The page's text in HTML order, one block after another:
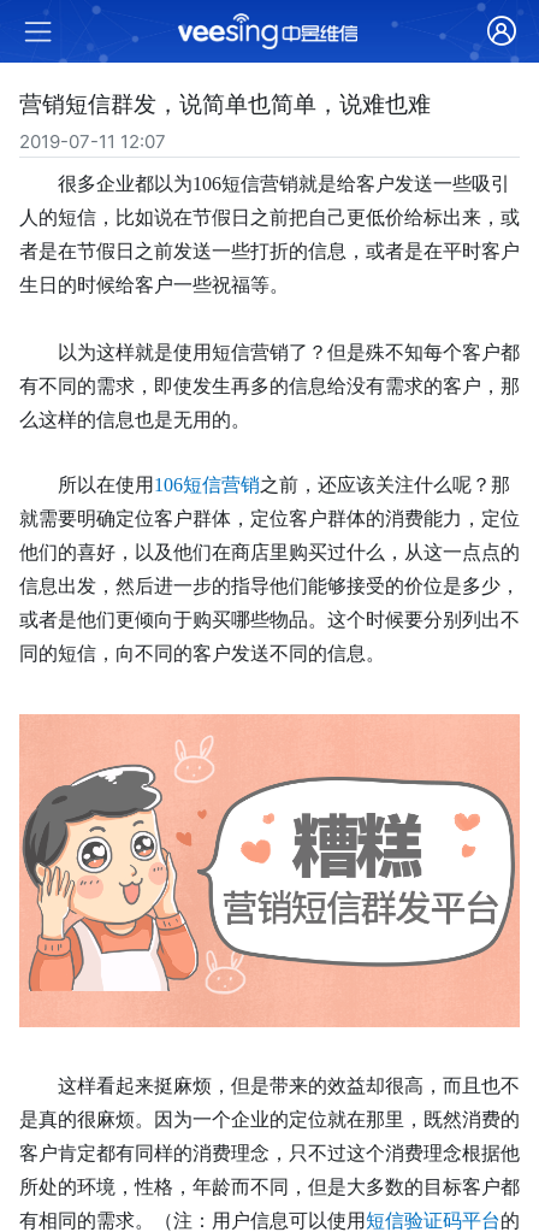
营销短信群发，说简单也简单，说难也难
2019-07-11 12:07
很多企业都以为106短信营销就是给客户发送一些吸引
人的短信，比如说在节假日之前把自己更低价给标出来，或
者是在节假日之前发送一些打折的信息，或者是在平时客户
生日的时候给客户一些祝福等。
以为这样就是使用短信营销了？但是殊不知每个客户都
有不同的需求，即使发生再多的信息给没有需求的客户，那
么这样的信息也是无用的。
所以在使用 106短信营销之前，还应该关注什么呢？那
就需要明确定位客户群体，定位客户群体的消费能力，定位
他们的喜好，以及他们在商店里购买过什么，从这一点点的
信息出发，然后进一步的指导他们能够接受的价位是多少，
或者是他们更倾向于购买哪些物品。这个时候要分别列出不
同的短信，向不同的客户发送不同的信息。
这样看起来挺麻烦，但是带来的效益却很高，而且也不
是真的很麻烦。因为一个企业的定位就在那里，既然消费的
客户肯定都有同样的消费理念，只不过这个消费理念根据他
所处的环境，性格，年龄而不同，但是大多数的目标客户都
有相同的需求。（注：用户信息可以使用短信验证码平台的